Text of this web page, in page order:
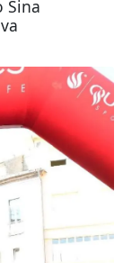
Sina